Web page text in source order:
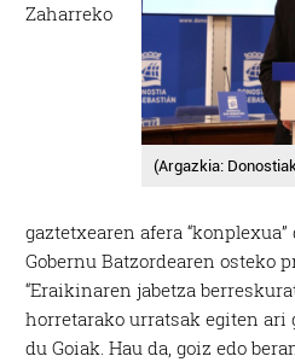
(Argazkia:
Zaharreko
gaztetxearen afera
Gobernu Batzordearen osteko
“Eraikinaren jabetza
horretarako urratsak egiten ari
du Goiak. Hau da, goiz edo